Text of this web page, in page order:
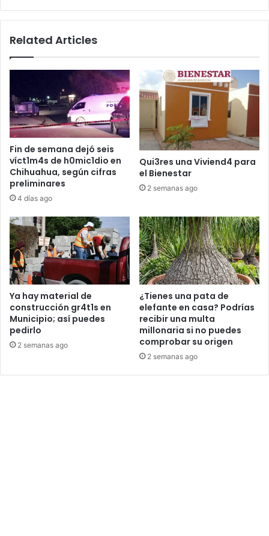
Related Articles
Fin de semana dejó seis
víct1m4s de h0mic1dio en
Chihuahua, según cifras
preliminares
4 días ago
Qui3res una Viviend4 para
el Bienestar
2 semanas ago
Ya hay material de
construcción gr4t1s en
Municipio; así puedes
pedirlo
2 semanas ago
¿Tienes una pata de
elefante en casa? Podrías
recibir una multa
millonaria si no puedes
comprobar su origen
2 semanas ago